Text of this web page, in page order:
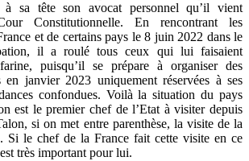
à sa tête son avocat personnel qu’il vient
Constitutionnelle. En rencontrant les
et de certains pays le 8 juin 2022 dans le
il a roulé tous ceux qui lui faisaient
puisqu’il se prépare à organiser des
en janvier 2023 uniquement réservées à ses
confondues. Voilà la situation du pays
est le premier chef de l’Etat à visiter depuis
si on met entre parenthèse, la visite de la
Si le chef de la France fait cette visite en ce
très important pour lui.